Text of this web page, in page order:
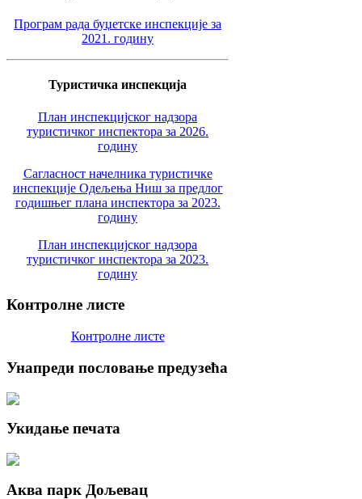
Програм рада буџетске инспекције за
2021. годину
Туристичка инспекција
План инспекцијског надзора
туристичког инспектора за 2026.
годину
Сагласност начелника туристичке
инспекције Одељења Ниш за предлог
годишњег плана инспектора за 2023.
годину
План инспекцијског надзора
туристичког инспектора за 2023.
годину
Контролне листе
Контролне листе
Унапреди пословање предузећа
Укидање печата
Аква парк Дољевац